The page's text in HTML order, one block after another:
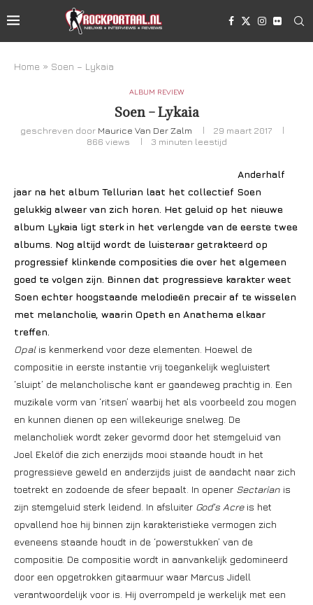
Home » Soen – Lykaia
ALBUM REVIEW
Soen – Lykaia
geschreven door Maurice Van Der Zalm
29 maart 2017
866 views 3 minuten leestijd
Anderhalf
jaar na het album Tellurian laat het collectief Soen
gelukkig alweer van zich horen. Het geluid op het nieuwe
album Lykaia ligt sterk in het verlengde van de eerste twee
albums. Nog altijd wordt de luisteraar getrakteerd op
progressief klinkende composities die over het algemeen
goed te volgen zijn. Binnen dat progressieve karakter weet
Soen echter hoogstaande melodieën precair af te wisselen
met melancholie, waarin Opeth en Anathema elkaar
treffen.
Opal is kenmerkend voor deze elementen. Hoewel de
compositie in eerste instantie vrij toegankelijk wegluistert
‘sluipt’ de melancholische kant er gaandeweg prachtig in. Een
muzikale vorm van ‘ritsen’ waarbij het als voorbeeld zou mogen
en kunnen dienen op een willekeurige snelweg. De
melancholiek wordt zeker gevormd door het stemgeluid van
Joel Ekelöf die zich enerzijds mooi staande houdt in het
progressieve geweld en anderzijds juist de aandacht naar zich
toetrekt en zodoende de sfeer bepaalt. In opener Sectarian is
zijn stemgeluid sterk leidend. In afsluiter God’s Acreis het
opvallend hoe hij binnen zijn karakteristieke vermogen zich
eveneens staande houdt in de ‘powerstukken’ van de
compositie. De compositie wordt in aanvankelijk gedomineerd
door een opgetrokken gitaarmuur waar Marcus Jidell
verantwoordelijk voor is. Hij overrompeld je werkelijk met een